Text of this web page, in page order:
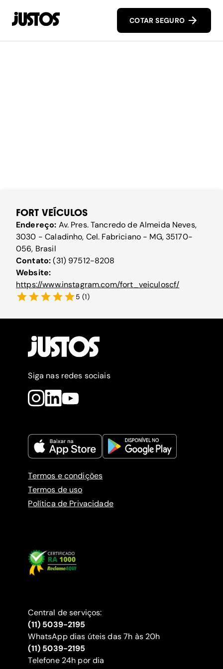
COTAR SEGURO
FORT VEÍCULOS
Endereço: Av. Pres. Tancredo de Almeida Neves,
3030 - Caladinho, Cel. Fabriciano - MG, 35170-
056, Brasil
Contato:(31) 97512-8208
Website:
https://www.instagram.com/fort_veiculoscf/
5 (1)
Siga nas redes sociais
Termos e condições
Termos de uso
Política de Privacidade
Central de serviços:
(11) 5039-2195
WhatsApp dias úteis das 7h às 20h
(11) 5039-2195
‍Telefone 24h por dia